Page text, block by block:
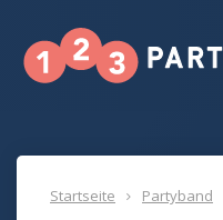
Startseite Partyband